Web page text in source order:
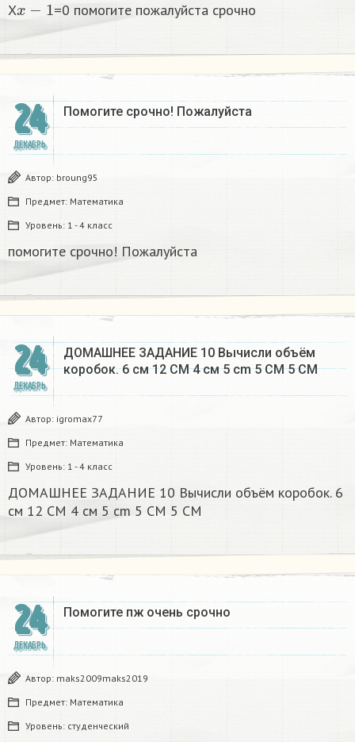
X =0 помогите пожалуйста срочно
24
ДЕКАБРЬ
Помогите срочно! Пожалуйста
Автор: broung95
Предмет: Математика
Уровень: 1 - 4 класс
помогите срочно! Пожалуйста
24
ДЕКАБРЬ
ДОМАШНЕЕ ЗАДАНИЕ 10 Вычисли объём
коробок. 6 см 12 CM 4 см 5 cm 5 CM 5 CM​
Автор: igromax77
Предмет: Математика
Уровень: 1 - 4 класс
ДОМАШНЕЕ ЗАДАНИЕ 10 Вычисли объём коробок. 6
см 12 CM 4 см 5 cm 5 CM 5 CM​
24
ДЕКАБРЬ
Помогите пж очень срочно​
Автор: maks2009maks2019
Предмет: Математика
Уровень: студенческий